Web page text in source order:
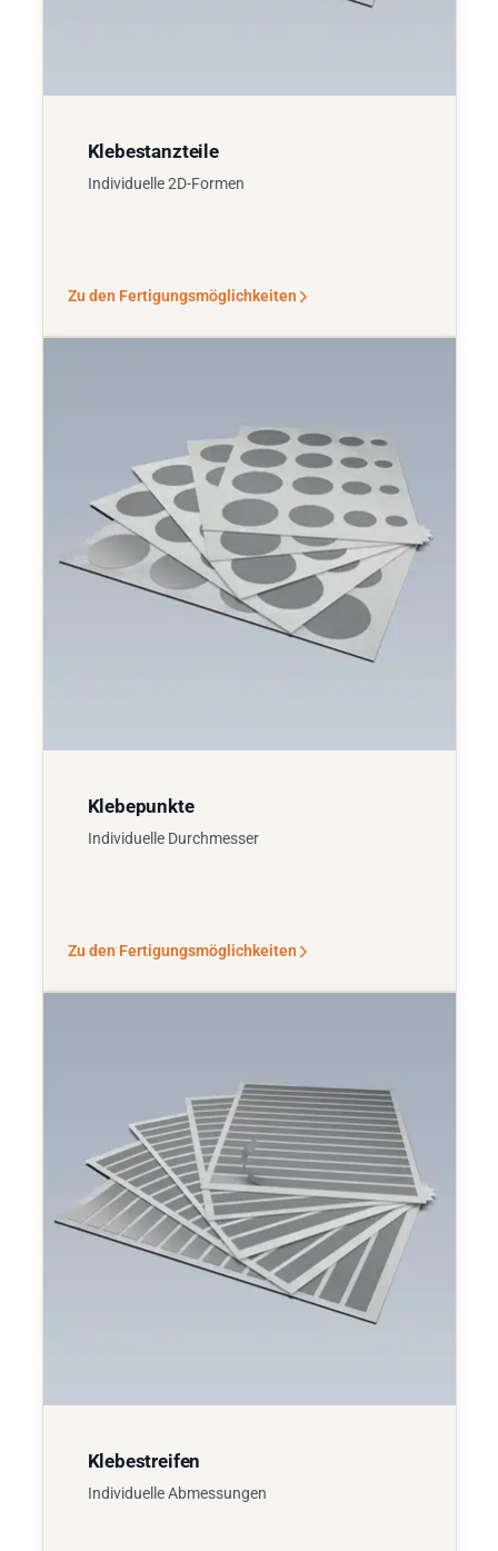
Klebestanzteile
Individuelle 2D-Formen
Zu den Fertigungsmöglichkeiten
Klebepunkte
Individuelle Durchmesser
Zu den Fertigungsmöglichkeiten
Klebestreifen
Individuelle Abmessungen